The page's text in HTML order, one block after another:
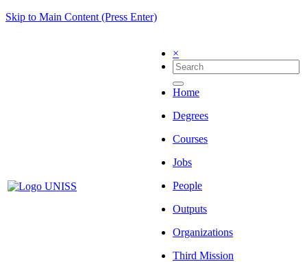
Skip to Main Content (Press Enter)
×
Home
Degrees
Courses
Jobs
People
Outputs
Organizations
Third Mission